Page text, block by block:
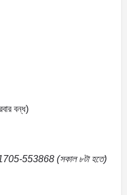
বন্ধ)
553868 (সকাল ৮টা হতে)